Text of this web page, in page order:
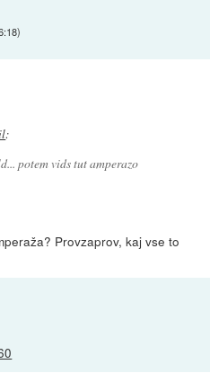
)
:
potem vids tut amperazo
Provzaprov, kaj vse to